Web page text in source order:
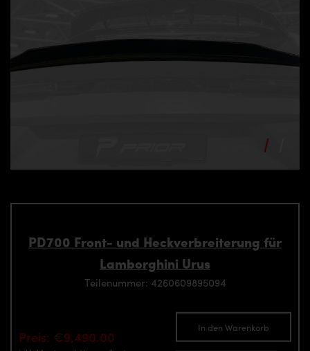
PD700 Front- und Heckverbreiterung für
Lamborghini Urus
Teilenummer: 4260609895094
Preis: €9,490.00
In den Warenkorb